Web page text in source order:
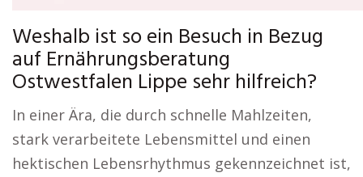
Weshalb ist so ein Besuch in Bezug
auf Ernährungsberatung
Ostwestfalen Lippe sehr hilfreich?
In einer Ära, die durch schnelle Mahlzeiten,
stark verarbeitete Lebensmittel und einen
hektischen Lebensrhythmus gekennzeichnet ist,